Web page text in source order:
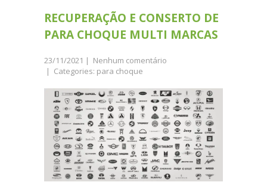
RECUPERAÇÃO E CONSERTO DE
PARA CHOQUE MULTI MARCAS
23/11/2021 | Nenhum comentário
| Categories: para choque